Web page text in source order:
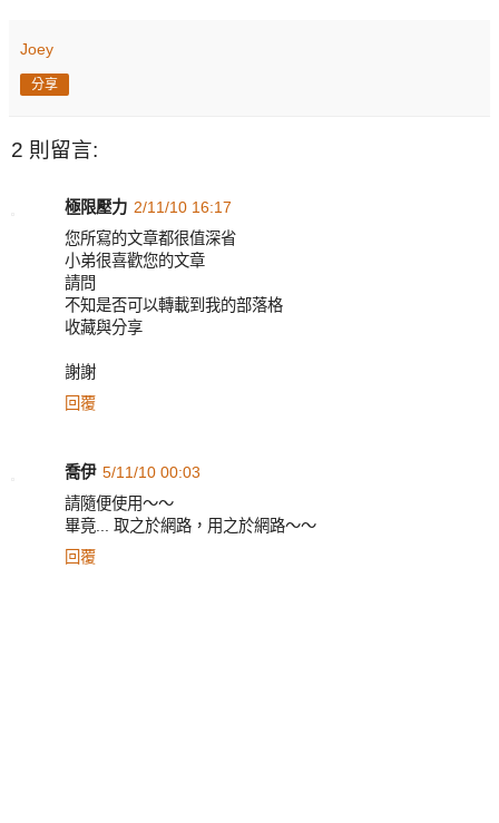
Joey
分享
2 則留言:
極限壓力 2/11/10 16:17
您所寫的文章都很值深省
小弟很喜歡您的文章
請問
不知是否可以轉載到我的部落格
收藏與分享
謝謝
回覆
喬伊 5/11/10 00:03
請隨便使用～～
畢竟... 取之於網路，用之於網路～～
回覆